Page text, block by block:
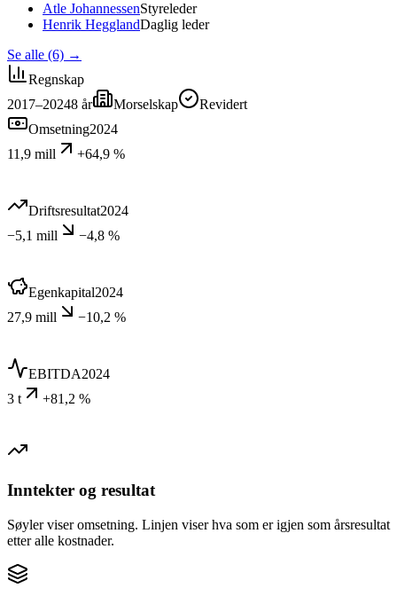
Atle JohannessenStyreleder
Henrik HegglandDaglig leder
Se alle (6) →
Regnskap
2017–20248 år Morselskap
Revidert
Omsetning2024
11,9 mill
+64,9 %
Driftsresultat2024
−5,1 mill
−4,8 %
Egenkapital2024
27,9 mill
−10,2 %
EBITDA2024
3 t
+81,2 %
Inntekter og resultat
Søyler viser omsetning. Linjen viser hva som er igjen som årsresultat
etter alle kostnader.